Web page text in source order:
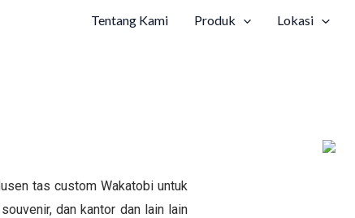
Tentang Kami Produk Lokasi
tas custom Wakatobi untuk
dan kantor dan lain lain